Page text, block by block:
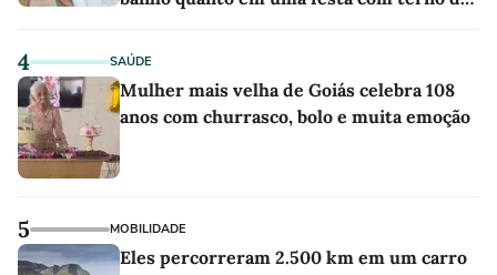
4 SAÚDE
Mulher mais velha de Goiás celebra 108
anos com churrasco, bolo e muita emoção
5 MOBILIDADE
Eles percorreram 2.500 km em um carro